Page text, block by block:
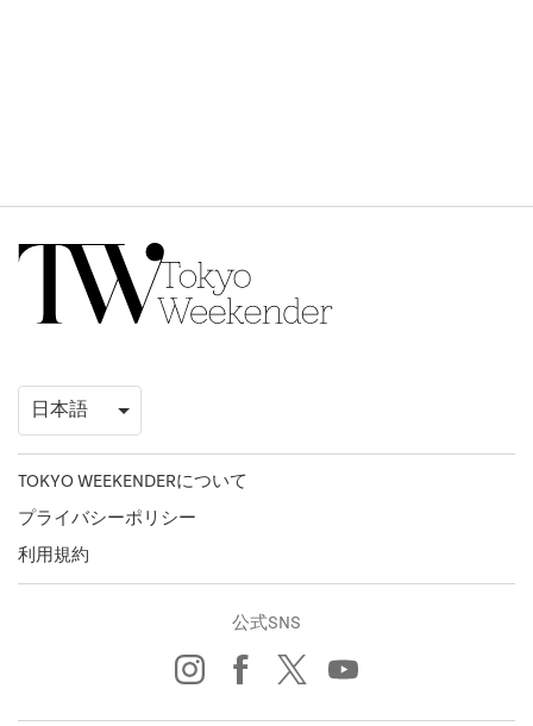
TOKYO WEEKENDERについて
プライバシーポリシー
利用規約
公式SNS